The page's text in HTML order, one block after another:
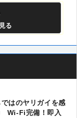
る
はのヤリガイを感
Wi-Fi完備！即入